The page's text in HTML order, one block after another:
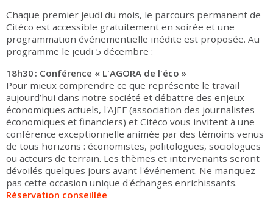
Chaque premier jeudi du mois, le parcours permanent de
Citéco est accessible gratuitement en soirée et une
programmation événementielle inédite est proposée. Au
programme le jeudi 5 décembre :
18h30 : Conférence « L'AGORA de l'éco »
Pour mieux comprendre ce que représente le travail
aujourd’hui dans notre société et débattre des enjeux
économiques actuels, l'AJEF (association des journalistes
économiques et financiers) et Citéco vous invitent à une
conférence exceptionnelle animée par des témoins venus
de tous horizons : économistes, politologues, sociologues
ou acteurs de terrain. Les thèmes et intervenants seront
dévoilés quelques jours avant l'événement. Ne manquez
pas cette occasion unique d'échanges enrichissants.
Réservation conseillée